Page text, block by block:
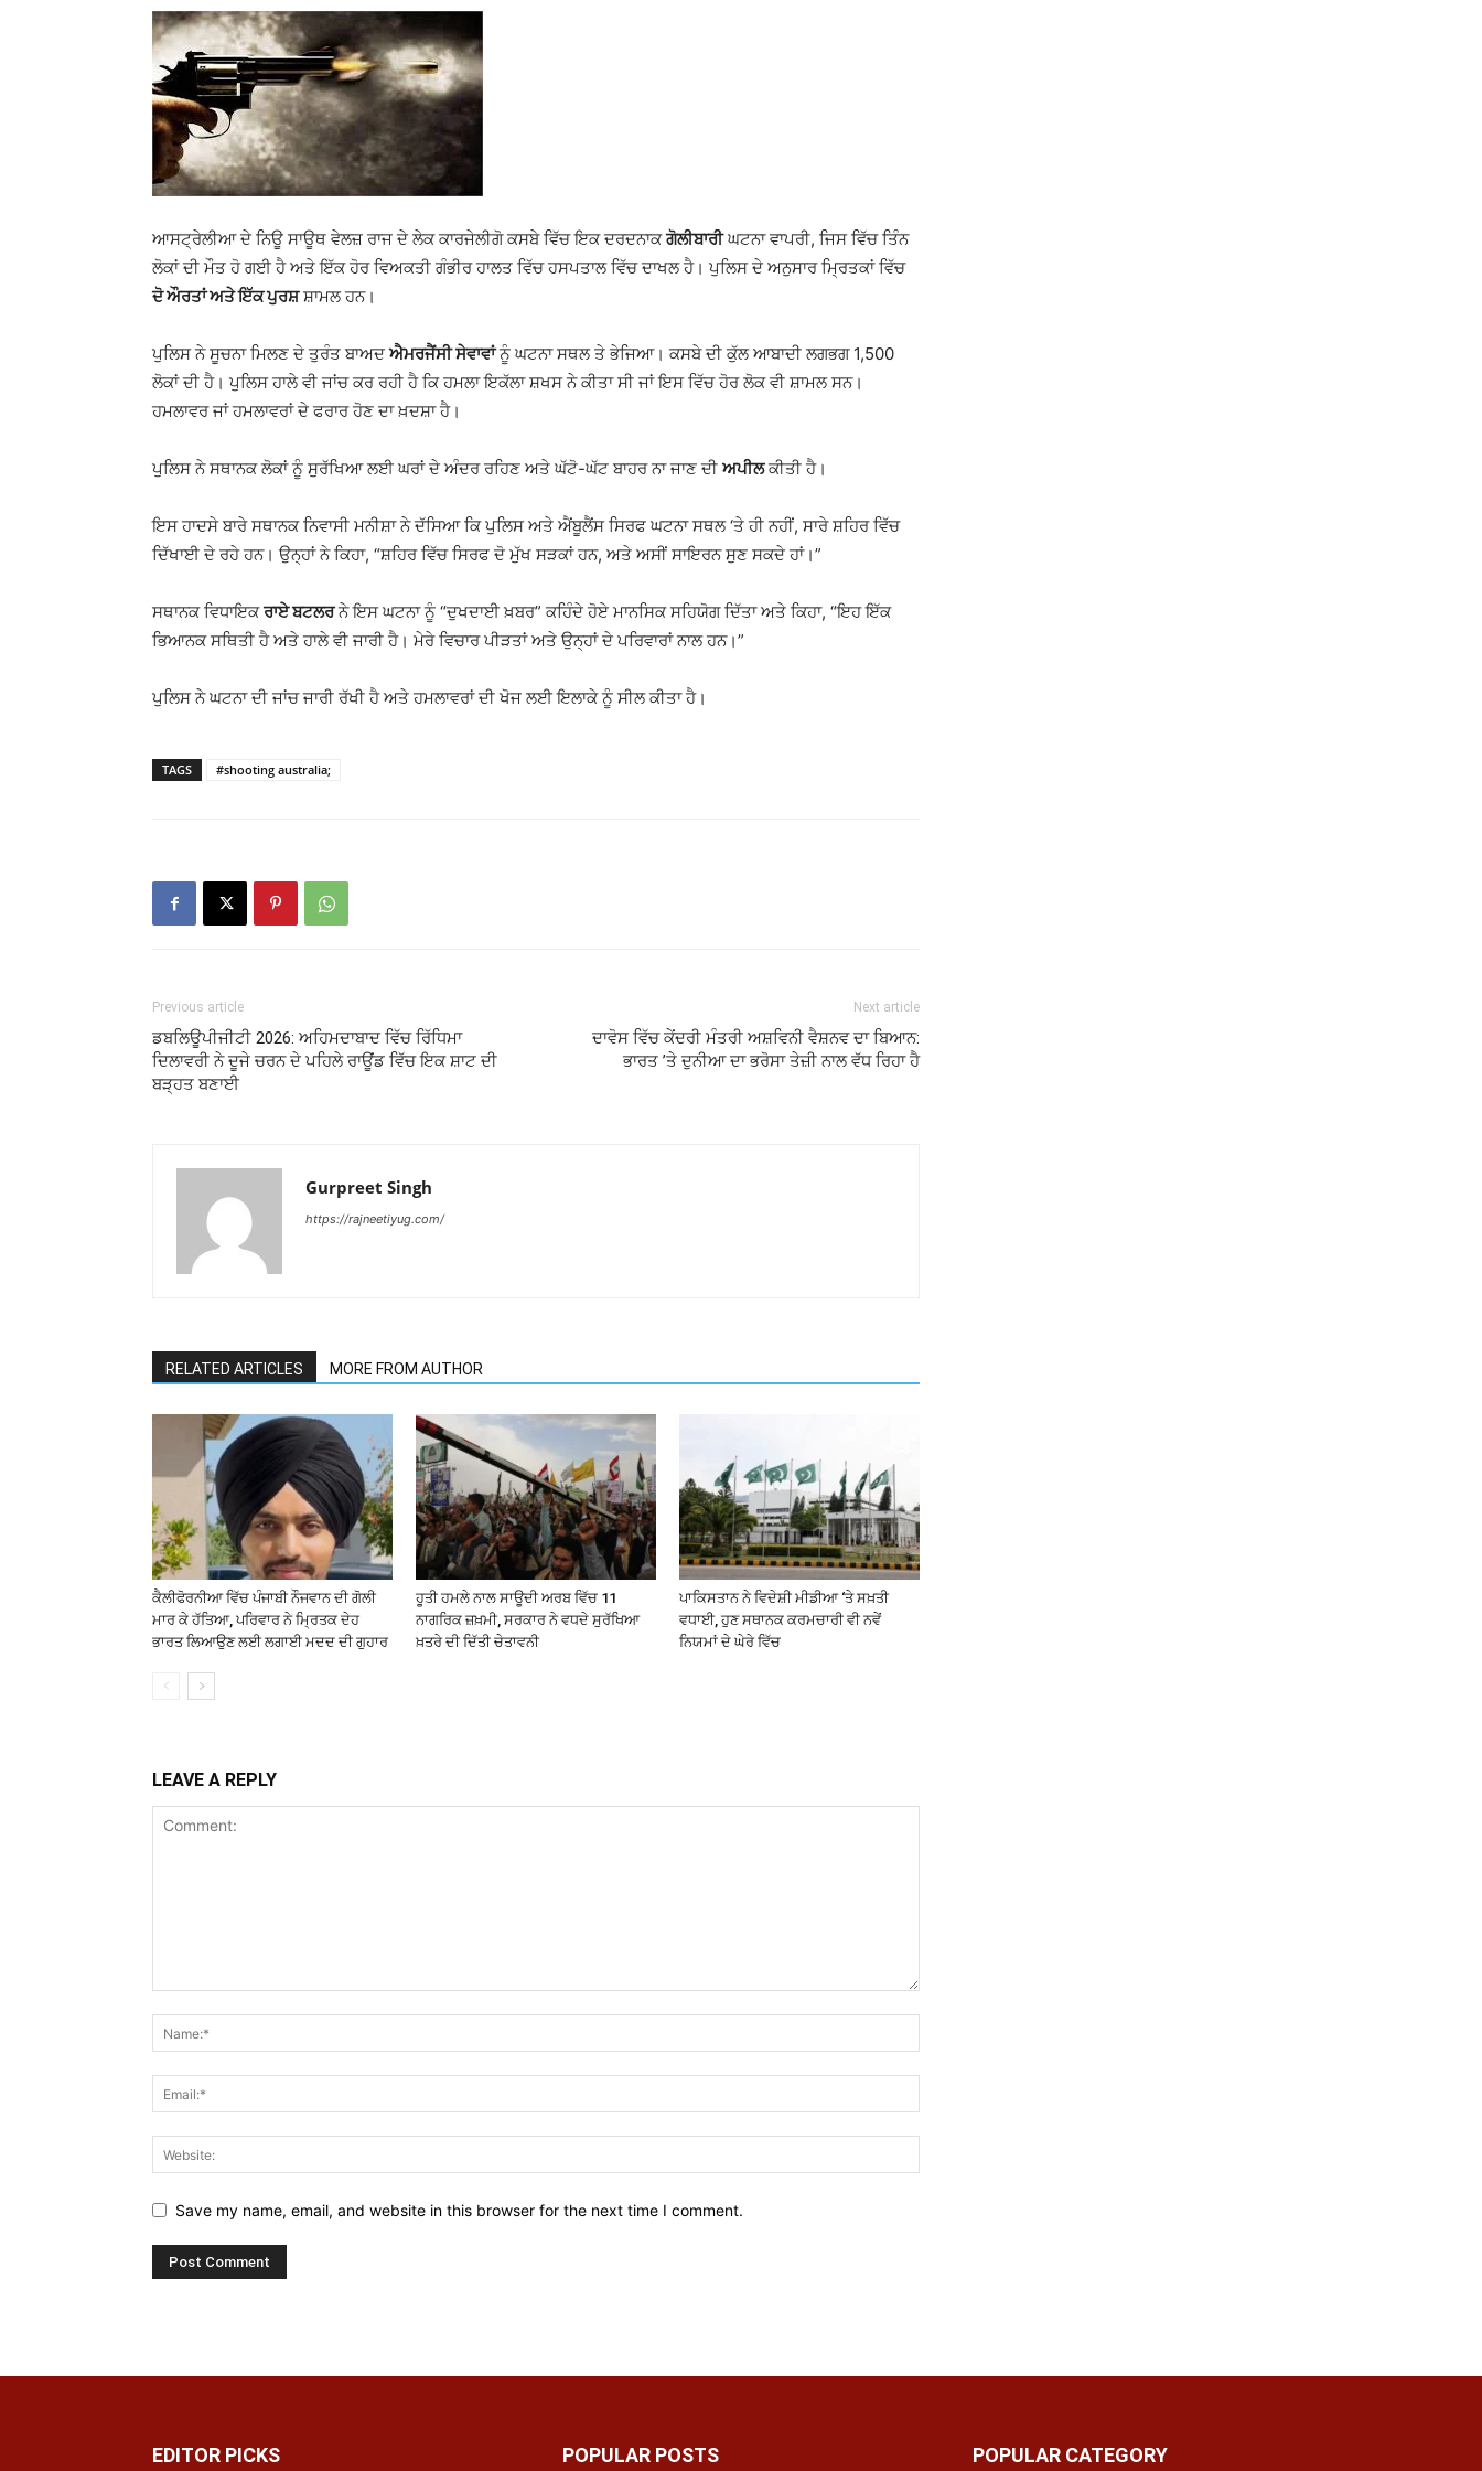
ਆਸਟ੍ਰੇਲੀਆ ਦੇ ਨਿਊ ਸਾਊਥ ਵੇਲਜ਼ ਰਾਜ ਦੇ ਲੇਕ ਕਾਰਜੇਲੀਗੋ ਕਸਬੇ ਵਿੱਚ ਇਕ ਦਰਦਨਾਕਗੋਲੀਬਾਰੀਘਟਨਾ ਵਾਪਰੀ, ਜਿਸ ਵਿੱਚ ਤਿੰਨ
ਲੋਕਾਂ ਦੀ ਮੌਤ ਹੋ ਗਈ ਹੈ ਅਤੇ ਇੱਕ ਹੋਰ ਵਿਅਕਤੀ ਗੰਭੀਰ ਹਾਲਤ ਵਿੱਚ ਹਸਪਤਾਲ ਵਿੱਚ ਦਾਖਲ ਹੈ। ਪੁਲਿਸ ਦੇ ਅਨੁਸਾਰ ਮ੍ਰਿਤਕਾਂ ਵਿੱਚ
ਦੋ ਔਰਤਾਂ ਅਤੇ ਇੱਕ ਪੁਰਸ਼ਸ਼ਾਮਲ ਹਨ।
ਪੁਲਿਸ ਨੇ ਸੂਚਨਾ ਮਿਲਣ ਦੇ ਤੁਰੰਤ ਬਾਅਦਐਮਰਜੈਂਸੀ ਸੇਵਾਵਾਂਨੂੰ ਘਟਨਾ ਸਥਲ ਤੇ ਭੇਜਿਆ। ਕਸਬੇ ਦੀ ਕੁੱਲ ਆਬਾਦੀ ਲਗਭਗ 1,500
ਲੋਕਾਂ ਦੀ ਹੈ। ਪੁਲਿਸ ਹਾਲੇ ਵੀ ਜਾਂਚ ਕਰ ਰਹੀ ਹੈ ਕਿ ਹਮਲਾ ਇਕੱਲਾ ਸ਼ਖਸ ਨੇ ਕੀਤਾ ਸੀ ਜਾਂ ਇਸ ਵਿੱਚ ਹੋਰ ਲੋਕ ਵੀ ਸ਼ਾਮਲ ਸਨ।
ਹਮਲਾਵਰ ਜਾਂ ਹਮਲਾਵਰਾਂ ਦੇ ਫਰਾਰ ਹੋਣ ਦਾ ਖ਼ਦਸ਼ਾ ਹੈ।
ਪੁਲਿਸ ਨੇ ਸਥਾਨਕ ਲੋਕਾਂ ਨੂੰ ਸੁਰੱਖਿਆ ਲਈ ਘਰਾਂ ਦੇ ਅੰਦਰ ਰਹਿਣ ਅਤੇ ਘੱਟੋ-ਘੱਟ ਬਾਹਰ ਨਾ ਜਾਣ ਦੀਅਪੀਲਕੀਤੀ ਹੈ।
ਇਸ ਹਾਦਸੇ ਬਾਰੇ ਸਥਾਨਕ ਨਿਵਾਸੀ ਮਨੀਸ਼ਾ ਨੇ ਦੱਸਿਆ ਕਿ ਪੁਲਿਸ ਅਤੇ ਐਂਬੂਲੈਂਸ ਸਿਰਫ ਘਟਨਾ ਸਥਲ ‘ਤੇ ਹੀ ਨਹੀਂ, ਸਾਰੇ ਸ਼ਹਿਰ ਵਿੱਚ
ਦਿੱਖਾਈ ਦੇ ਰਹੇ ਹਨ। ਉਨ੍ਹਾਂ ਨੇ ਕਿਹਾ, “ਸ਼ਹਿਰ ਵਿੱਚ ਸਿਰਫ ਦੋ ਮੁੱਖ ਸੜਕਾਂ ਹਨ, ਅਤੇ ਅਸੀਂ ਸਾਇਰਨ ਸੁਣ ਸਕਦੇ ਹਾਂ।”
ਸਥਾਨਕ ਵਿਧਾਇਕਰਾਏ ਬਟਲਰਨੇ ਇਸ ਘਟਨਾ ਨੂੰ “ਦੁਖਦਾਈ ਖ਼ਬਰ” ਕਹਿੰਦੇ ਹੋਏ ਮਾਨਸਿਕ ਸਹਿਯੋਗ ਦਿੱਤਾ ਅਤੇ ਕਿਹਾ, “ਇਹ ਇੱਕ
ਭਿਆਨਕ ਸਥਿਤੀ ਹੈ ਅਤੇ ਹਾਲੇ ਵੀ ਜਾਰੀ ਹੈ। ਮੇਰੇ ਵਿਚਾਰ ਪੀੜਤਾਂ ਅਤੇ ਉਨ੍ਹਾਂ ਦੇ ਪਰਿਵਾਰਾਂ ਨਾਲ ਹਨ।”
ਪੁਲਿਸ ਨੇ ਘਟਨਾ ਦੀ ਜਾਂਚ ਜਾਰੀ ਰੱਖੀ ਹੈ ਅਤੇ ਹਮਲਾਵਰਾਂ ਦੀ ਖੋਜ ਲਈ ਇਲਾਕੇ ਨੂੰ ਸੀਲ ਕੀਤਾ ਹੈ।
TAGS #shooting australia;
Previous article
ਡਬਲਿਊਪੀਜੀਟੀ 2026: ਅਹਿਮਦਾਬਾਦ ਵਿੱਚ ਰਿੱਧਿਮਾ
ਦਿਲਾਵਰੀ ਨੇ ਦੂਜੇ ਚਰਨ ਦੇ ਪਹਿਲੇ ਰਾਊਂਡ ਵਿੱਚ ਇਕ ਸ਼ਾਟ ਦੀ
ਬੜ੍ਹਤ ਬਣਾਈ
Next article
ਦਾਵੋਸ ਵਿੱਚ ਕੇਂਦਰੀ ਮੰਤਰੀ ਅਸ਼ਵਿਨੀ ਵੈਸ਼ਨਵ ਦਾ ਬਿਆਨ:
ਭਾਰਤ ’ਤੇ ਦੁਨੀਆ ਦਾ ਭਰੋਸਾ ਤੇਜ਼ੀ ਨਾਲ ਵੱਧ ਰਿਹਾ ਹੈ
Gurpreet Singh
https://rajneetiyug.com/
RELATED ARTICLES MORE FROM AUTHOR
ਕੈਲੀਫੋਰਨੀਆ ਵਿੱਚ ਪੰਜਾਬੀ ਨੌਜਵਾਨ ਦੀ ਗੋਲੀ
ਮਾਰ ਕੇ ਹੱਤਿਆ, ਪਰਿਵਾਰ ਨੇ ਮ੍ਰਿਤਕ ਦੇਹ
ਭਾਰਤ ਲਿਆਉਣ ਲਈ ਲਗਾਈ ਮਦਦ ਦੀ ਗੁਹਾਰ
ਹੂਤੀ ਹਮਲੇ ਨਾਲ ਸਾਊਦੀ ਅਰਬ ਵਿੱਚ 11
ਨਾਗਰਿਕ ਜ਼ਖ਼ਮੀ, ਸਰਕਾਰ ਨੇ ਵਧਦੇ ਸੁਰੱਖਿਆ
ਖ਼ਤਰੇ ਦੀ ਦਿੱਤੀ ਚੇਤਾਵਨੀ
ਪਾਕਿਸਤਾਨ ਨੇ ਵਿਦੇਸ਼ੀ ਮੀਡੀਆ ‘ਤੇ ਸਖ਼ਤੀ
ਵਧਾਈ, ਹੁਣ ਸਥਾਨਕ ਕਰਮਚਾਰੀ ਵੀ ਨਵੇਂ
ਨਿਯਮਾਂ ਦੇ ਘੇਰੇ ਵਿੱਚ
LEAVE A REPLY
Save my name, email, and website in this browser for the next time I comment.
EDITOR PICKS POPULAR POSTS POPULAR CATEGORY